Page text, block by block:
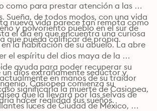
como para prestar atención a las
Sueña, de todos modos, con una vida
y polvoriento pueblo en el sur de
que pueda calificar de propia.
nueva vida parece tan remota como
el día en que encuentra una curiosa
la habitación de su abuelo. La abre
el espíritu del dios maya de la
ayuda para poder recuperar su
en manos de su traidor
significaría la muerte de Casiopea,
hacer realidad sus sueños.
un dios extrañamente seductor y
Casiopea comienza su
que la llevará por las selvas de
luces de Ciudad de México,